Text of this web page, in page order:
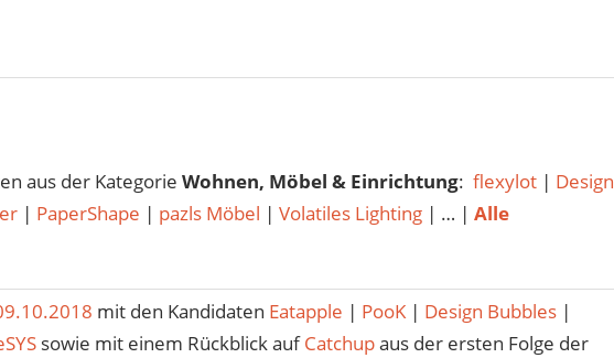
aus der Kategorie Wohnen, Möbel & Einrichtung: flexylot| Design
| PaperShape | pazls Möbel | Volatiles Lighting | … | Alle
mit den Kandidaten Eatapple | PooK| Design Bubbles|
sowie mit einem Rückblick aufCatchupaus der ersten Folge der